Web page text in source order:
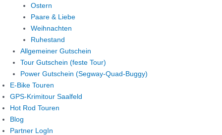
Ostern
Paare & Liebe
Weihnachten
Ruhestand
Allgemeiner Gutschein
Tour Gutschein (feste Tour)
Power Gutschein (Segway-Quad-Buggy)
E-Bike Touren
GPS-Krimitour Saalfeld
Hot Rod Touren
Blog
Partner LogIn